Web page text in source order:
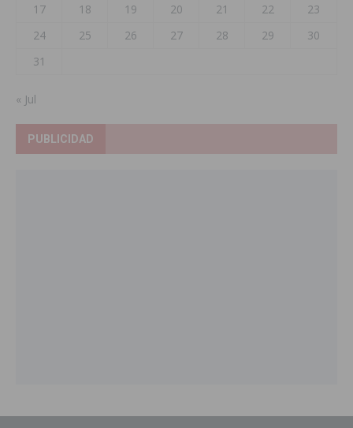
17
18 19 20 21 22
23
24
25 26 27 28 29
30
31
« Jul
PUBLICIDAD